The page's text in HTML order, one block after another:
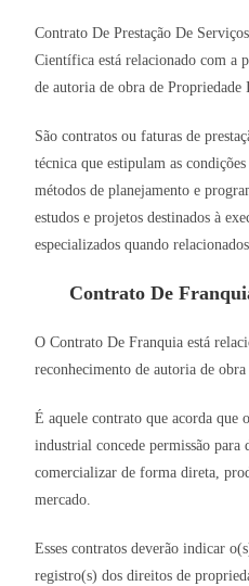
Contrato De Prestação De
Científica está relacionado com a
de autoria de obra de Propriedade
São contratos ou faturas de
técnica que estipulam as
métodos de planejamento e
estudos e projetos destinados à
especializados quando
Contrato De
O Contrato De Franquia está
reconhecimento de autoria de
É aquele contrato que acorda que
industrial concede permissão para
comercializar de forma direta,
mercado.
Esses contratos deverão indicar
registro(s) dos direitos de